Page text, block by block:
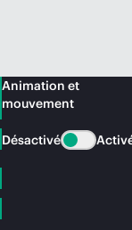
Animation et
mouvement
Désactivé